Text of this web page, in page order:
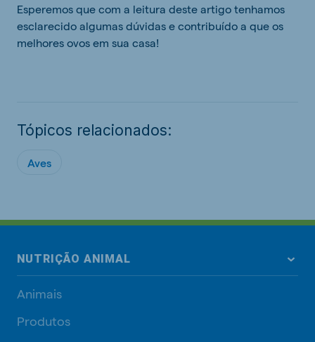
Esperemos que com a leitura deste artigo tenhamos
esclarecido algumas dúvidas e contribuído a que os
melhores ovos em sua casa!
Tópicos relacionados:
Aves
NUTRIÇÃO ANIMAL
Animais
Produtos